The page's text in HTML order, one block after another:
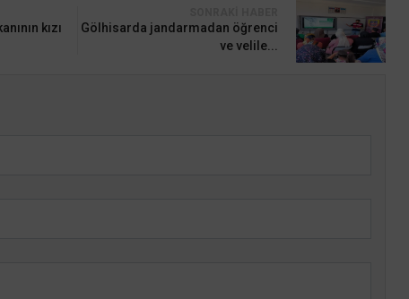
kızı
Gölhisarda jandarmadan öğrenci
ve velile...